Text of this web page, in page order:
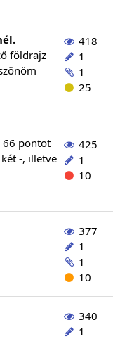
földrajz
418
1
1
25
66 pontot
-, illetve
425
1
10
377
1
1
10
340
1